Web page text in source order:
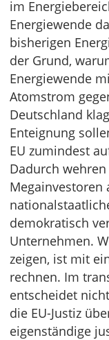
im
Energiewende
bisherigen
der Grund,
Energiewende
Atomstrom
Deutschland
Enteignung
EU zumindest
Dadurch
Megainvestoren
demokratisch
Unternehmen.
zeigen, ist mit
rechnen. Im
entscheidet
die EU-Justiz
eigenständige